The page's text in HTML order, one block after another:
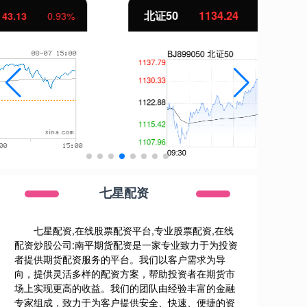
北证50 11.37 1.01%
七星配资
七星配资,在线股票配资平台,专业股票配资,在线
配资炒股公司:南平期货配资是一家专业致力于为投资
者提供期货配资服务的平台。我们以客户需求为导
向，提供灵活多样的配资方案，帮助投资者在期货市
场上实现更高的收益。我们的团队由经验丰富的金融
专家组成，致力于为客户提供安全、快速、便捷的资